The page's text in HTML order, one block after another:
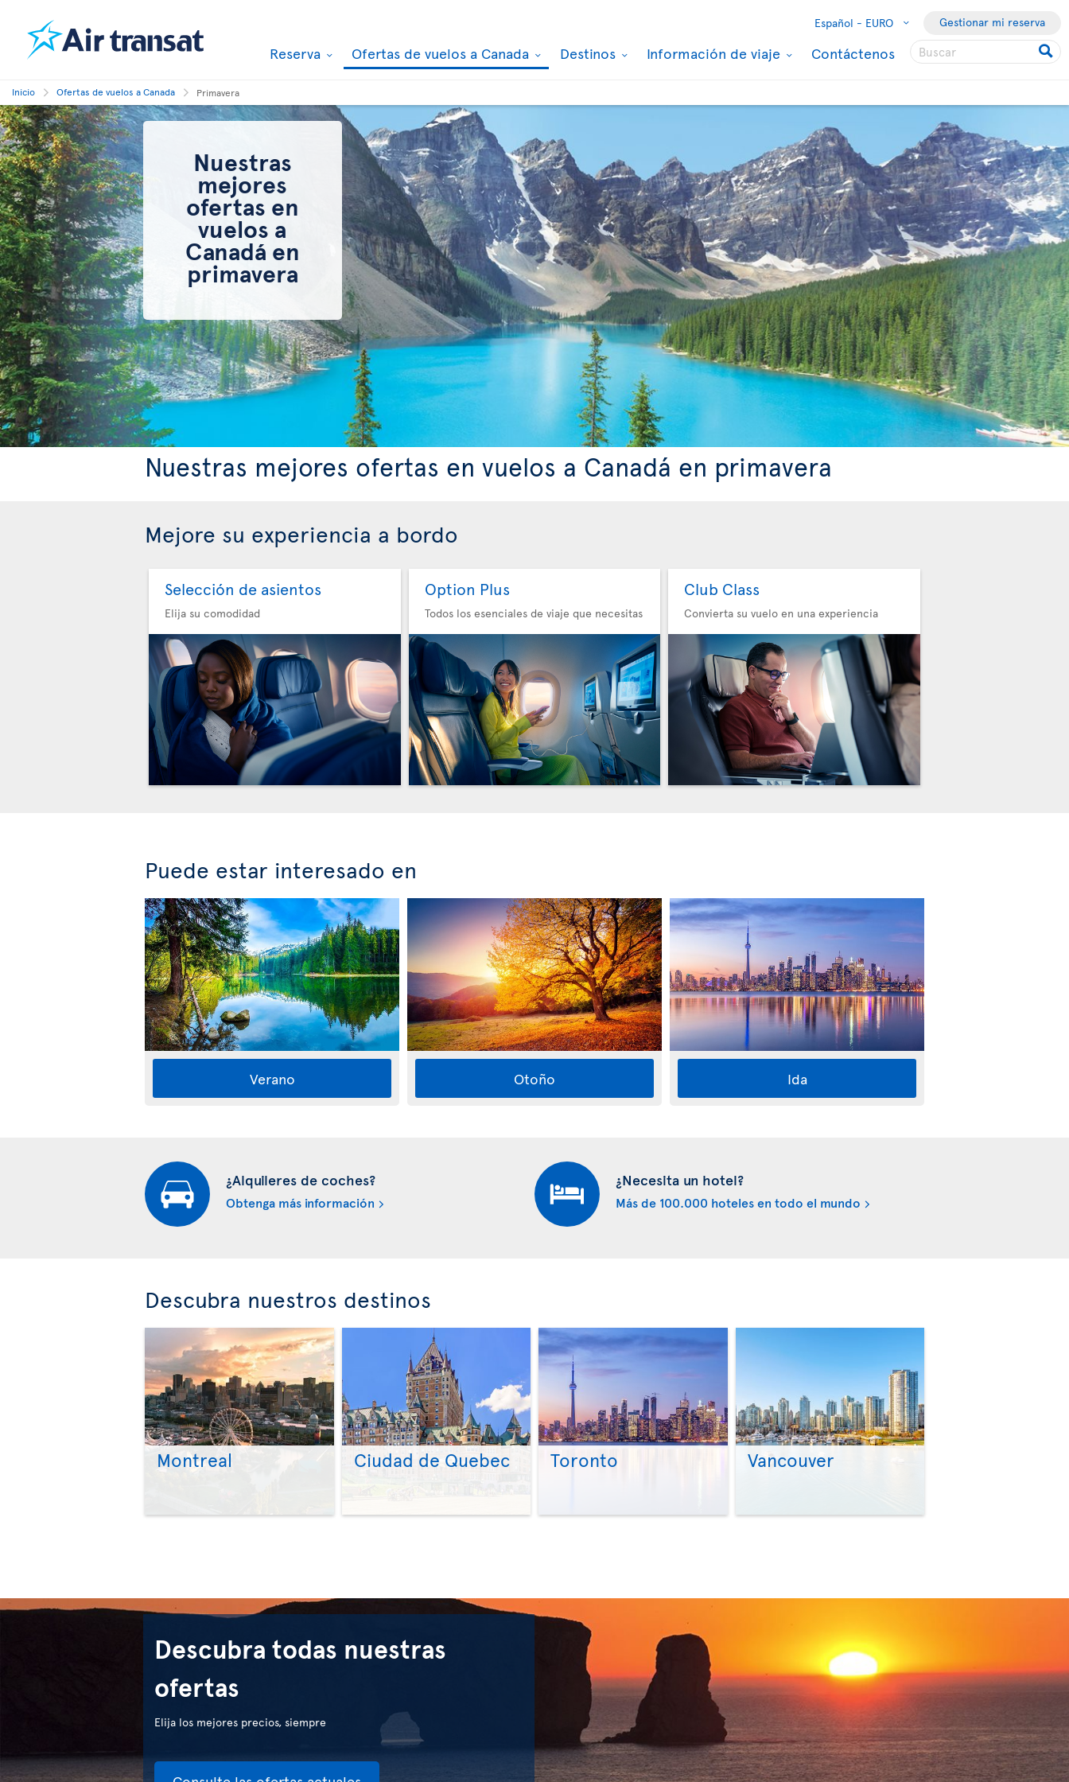
Español - EURO Gestionar mi reserva
Reserva Ofertas de vuelos a Canada Destinos Información de viaje Contáctenos
Inicio Ofertas de vuelos a Canada Primavera
Nuestras
mejores
ofertas en
vuelos a
Canadá en
primavera
Nuestras mejores ofertas en vuelos a Canadá en primavera
Mejore su experiencia a bordo
Selección de asientos
Elija su comodidad
Option Plus
Todos los esenciales de viaje que necesitas
Club Class
Convierta su vuelo en una experiencia
Puede estar interesado en
Verano Otoño Ida
¿Alquileres de coches?
Obtenga más información
¿Necesita un hotel?
Más de 100.000 hoteles en todo el mundo
Descubra nuestros destinos
Montreal Ciudad de Quebec Toronto Vancouver
Descubra todas nuestras
ofertas
Elija los mejores precios, siempre